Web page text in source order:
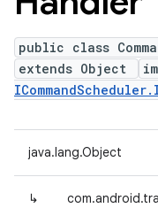
public class
extends Object
java.lang.Object
↳